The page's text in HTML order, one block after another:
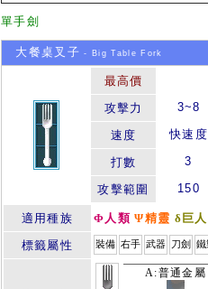
單手劍
大餐桌叉子 - Big Table Fork
最高價
攻擊力
3~8
速度 快速度
打數 3
攻擊範圍 150
適用種族 Φ人類 Ψ精靈 δ巨人
標籤屬性
裝備 右手 武器 刀劍 鐵
A:普通金屬